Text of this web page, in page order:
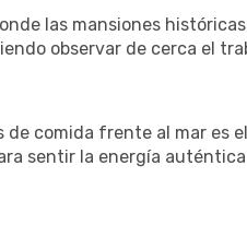
las mansiones
observar de cerca el
comida frente al mar es
sentir la energía